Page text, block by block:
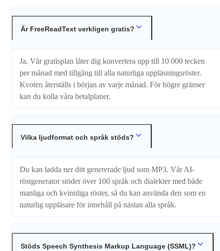
Är FreeReadText verkligen gratis?
Ja. Vår gratisplan låter dig konvertera upp till 10 000 tecken
per månad med tillgång till alla naturliga uppläsningsröster.
Kvoten återställs i början av varje månad. För högre gränser
kan du kolla våra betalplaner.
Vilka ljudformat och språk stöds?
Du kan ladda ner ditt genererade ljud som MP3. Vår AI-
röstgenerator stöder över 100 språk och dialekter med både
manliga och kvinnliga röster, så du kan använda den som en
naturlig uppläsare för innehåll på nästan alla språk.
Stöds Speech Synthesis Markup Language (SSML)?